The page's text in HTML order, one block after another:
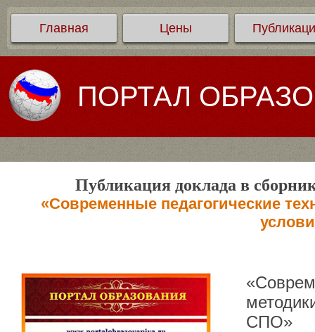
Главная Цены
ПОРТАЛ
Публикация доклада в
«Современные педагогические
СПО»